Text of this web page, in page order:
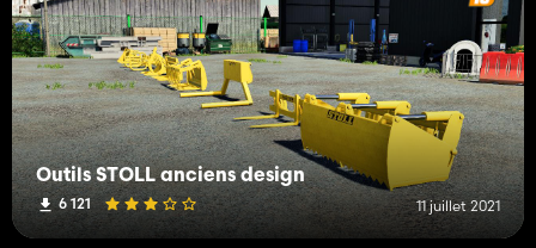
Outils STOLL anciens design
6 121 11 juillet 2021